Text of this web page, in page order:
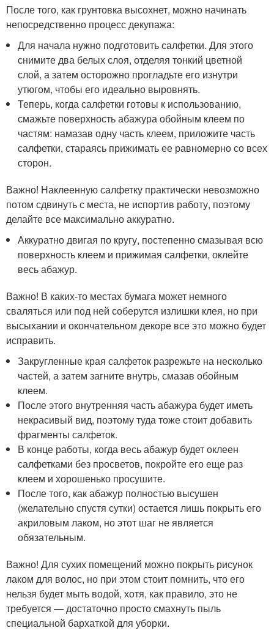
После того, как грунтовка высохнет, можно начинать
непосредственно процесс декупажа:
Для начала нужно подготовить салфетки. Для этого
снимите два белых слоя, отделяя тонкий цветной
слой, а затем осторожно прогладьте его изнутри
утюгом, чтобы его идеально выровнять.
Теперь, когда салфетки готовы к использованию,
смажьте поверхность абажура обойным клеем по
частям: намазав одну часть клеем, приложите часть
салфетки, стараясь прижимать ее равномерно со всех
сторон.
Важно! Наклеенную салфетку практически невозможно
потом сдвинуть с места, не испортив работу, поэтому
делайте все максимально аккуратно.
Аккуратно двигая по кругу, постепенно смазывая всю
поверхность клеем и прижимая салфетки, оклейте
весь абажур.
Важно! В каких-то местах бумага может немного
сваляться или под ней соберутся излишки клея, но при
высыхании и окончательном декоре все это можно будет
исправить.
Закругленные края салфеток разрежьте на несколько
частей, а затем загните внутрь, смазав обойным
клеем.
После этого внутренняя часть абажура будет иметь
некрасивый вид, поэтому туда тоже стоит добавить
фрагменты салфеток.
В конце работы, когда весь абажур будет оклеен
салфетками без просветов, покройте его еще раз
клеем и хорошенько просушите.
После того, как абажур полностью высушен
(желательно спустя сутки) остается лишь покрыть его
акриловым лаком, но этот шаг не является
обязательным.
Важно! Для сухих помещений можно покрыть рисунок
лаком для волос, но при этом стоит помнить, что его
нельзя будет мыть водой, хотя, как правило, это не
требуется — достаточно просто смахнуть пыль
специальной бархаткой для уборки.